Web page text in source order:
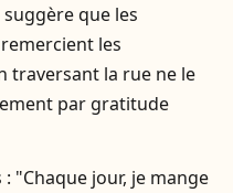
que les
les
traversant la rue ne le
par gratitude
: "Chaque jour, je mange